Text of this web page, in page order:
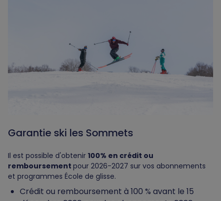
Garantie ski les Sommets
Il est possible d'obtenir 100% en crédit ou
remboursement pour 2026-2027 sur vos abonnements
et programmes École de glisse.
Crédit ou remboursement à 100 % avant le 15